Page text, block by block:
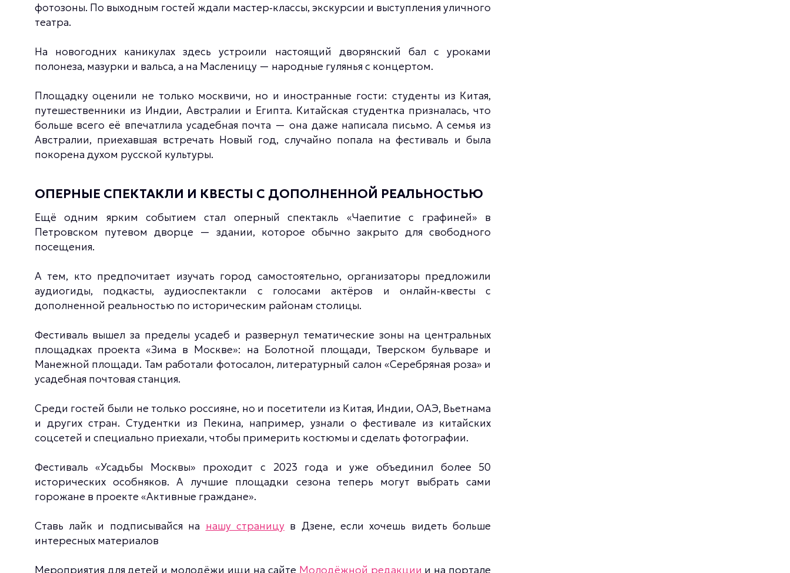
фотозоны. По выходным гостей ждали мастер‑классы, экскурсии и выступления уличного
театра.
На новогодних каникулах здесь устроили настоящий дворянский бал с уроками
полонеза, мазурки и вальса, а на Масленицу — народные гулянья с концертом.
Площадку оценили не только москвичи, но и иностранные гости: студенты из Китая,
путешественники из Индии, Австралии и Египта. Китайская студентка призналась, что
больше всего её впечатлила усадебная почта — она даже написала письмо. А семья из
Австралии, приехавшая встречать Новый год, случайно попала на фестиваль и была
покорена духом русской культуры.
ОПЕРНЫЕ СПЕКТАКЛИ И КВЕСТЫ С ДОПОЛНЕННОЙ РЕАЛЬНОСТЬЮ
Ещё одним ярким событием стал оперный спектакль «Чаепитие с графиней» в
Петровском путевом дворце — здании, которое обычно закрыто для свободного
посещения.
А тем, кто предпочитает изучать город самостоятельно, организаторы предложили
аудиогиды, подкасты, аудиоспектакли с голосами актёров и онлайн‑квесты с
дополненной реальностью по историческим районам столицы.
Фестиваль вышел за пределы усадеб и развернул тематические зоны на центральных
площадках проекта «Зима в Москве»: на Болотной площади, Тверском бульваре и
Манежной площади. Там работали фотосалон, литературный салон «Серебряная роза» и
усадебная почтовая станция.
Среди гостей были не только россияне, но и посетители из Китая, Индии, ОАЭ, Вьетнама
и других стран. Студентки из Пекина, например, узнали о фестивале из китайских
соцсетей и специально приехали, чтобы примерить костюмы и сделать фотографии.
Фестиваль «Усадьбы Москвы» проходит с 2023 года и уже объединил более 50
исторических особняков. А лучшие площадки сезона теперь могут выбрать сами
горожане в проекте «Активные граждане».
Ставь лайк и подписывайся на нашу страницув Дзене, если хочешь видеть больше
интересных материалов
Мероприятия для детей и молодёжи ищи на сайте Молодёжной редакции и на портале